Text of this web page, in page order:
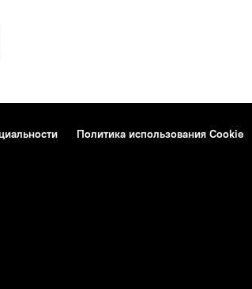
Политика использования Cookie